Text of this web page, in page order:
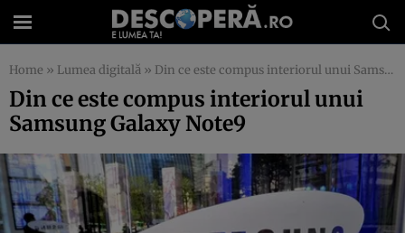
Home » Lumea digitală » Din ce este compus interiorul unui Samsung Galaxy Note9
Din ce este compus interiorul unui
Samsung Galaxy Note9